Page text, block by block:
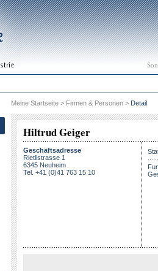
Meine Startseite > Firmen & Personen > Detail
Hiltrud Geiger
Geschäftsadresse
Rietlistrasse 1
6345 Neuheim
Tel. +41 (0)41 763 15 10